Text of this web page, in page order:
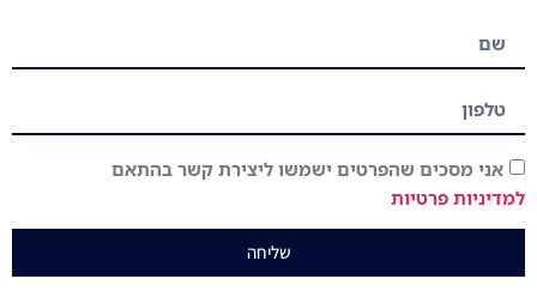
אני מסכים שהפרטים ישמשו ליצירת קשר בהתאם
למדיניות פרטיות
שליחה